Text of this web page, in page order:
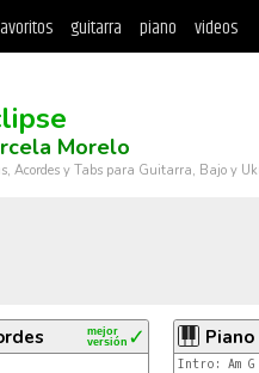
guitarra piano videos
Morelo
Acordes y Tabs para Guitarra, Bajo y
✓
mejor
versión
Intro: Am G